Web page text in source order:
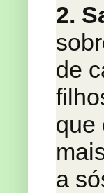
2.
de
que
a